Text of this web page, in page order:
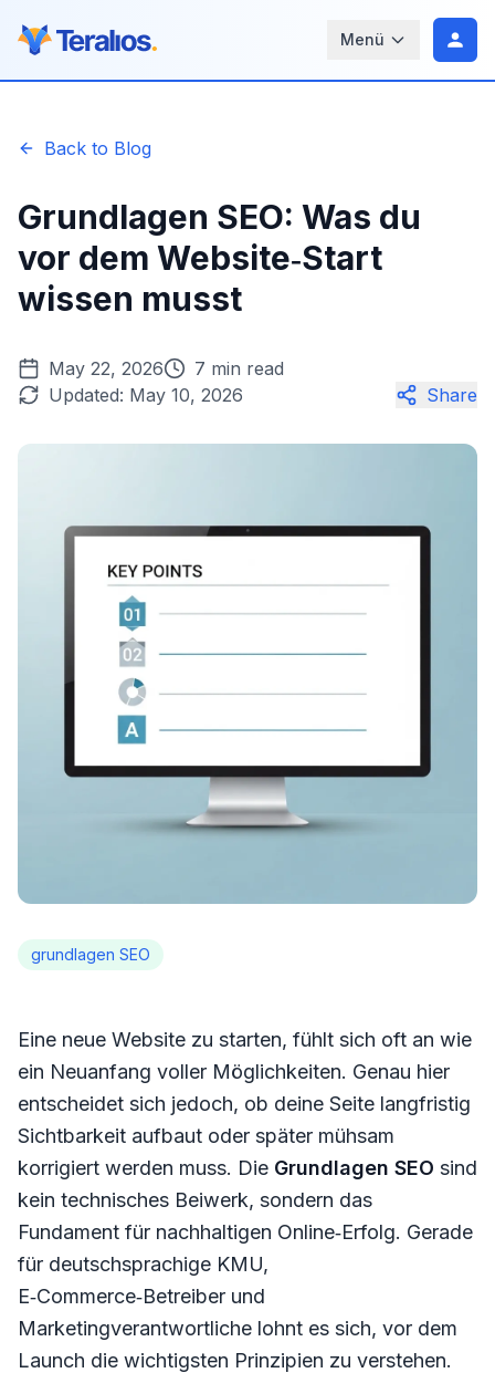
Menü
Back to Blog
Grundlagen SEO: Was du
vor dem Website‑Start
wissen musst
May 22, 2026
7 min read
Updated: May 10, 2026 Share
grundlagen SEO
Eine neue Website zu starten, fühlt sich oft an wie
ein Neuanfang voller Möglichkeiten. Genau hier
entscheidet sich jedoch, ob deine Seite langfristig
Sichtbarkeit aufbaut oder später mühsam
korrigiert werden muss. Die Grundlagen SEO sind
kein technisches Beiwerk, sondern das
Fundament für nachhaltigen Online‑Erfolg. Gerade
für deutschsprachige KMU,
E‑Commerce‑Betreiber und
Marketingverantwortliche lohnt es sich, vor dem
Launch die wichtigsten Prinzipien zu verstehen.